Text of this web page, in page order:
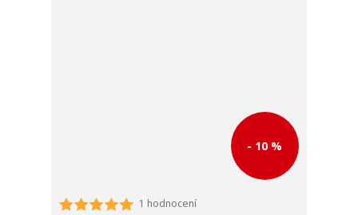
- 10 %
1 hodnocení